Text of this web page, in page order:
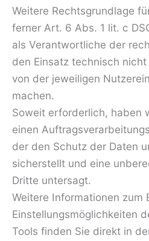
Weitere Rechtsgrundlage
ferner Art. 6 Abs. 1 lit. c
als Verantwortliche der
den Einsatz technisch
von der jeweiligen
machen.
Soweit erforderlich, haben
einen
der den Schutz der Daten
sicherstellt und eine
Dritte untersagt.
Weitere Informationen zum
Einstellungsmöglichkeiten
Tools finden Sie direkt in